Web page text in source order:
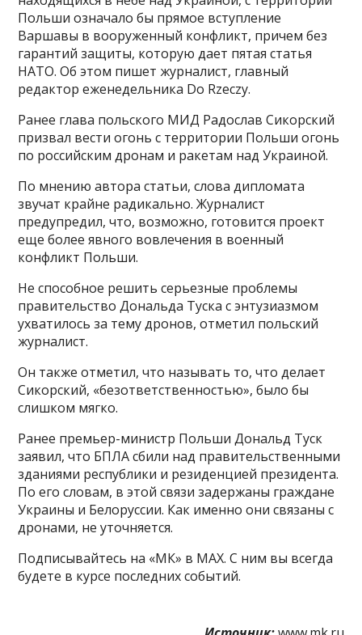
Польши означало бы прямое вступление
Варшавы в вооруженный конфликт, причем без
гарантий защиты, которую дает пятая статья
НАТО. Об этом пишет журналист, главный
редактор еженедельника Do Rzeczy.
Ранее глава польского МИД Радослав Сикорский
призвал вести огонь с территории Польши огонь
по российским дронам и ракетам над Украиной.
По мнению автора статьи, слова дипломата
звучат крайне радикально. Журналист
предупредил, что, возможно, готовится проект
еще более явного вовлечения в военный
конфликт Польши.
Не способное решить серьезные проблемы
правительство Дональда Туска с энтузиазмом
ухватилось за тему дронов, отметил польский
журналист.
Он также отметил, что называть то, что делает
Сикорский, «безответственностью», было бы
слишком мягко.
Ранее премьер-министр Польши Дональд Туск
заявил, что БПЛА сбили над правительственными
зданиями республики и резиденцией президента.
По его словам, в этой связи задержаны граждане
Украины и Белоруссии. Как именно они связаны с
дронами, не уточняется.
Подписывайтесь на «МК» в MAX. С ним вы всегда
будете в курсе последних событий.